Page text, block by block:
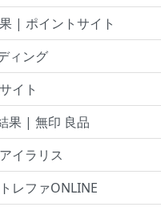
| ポイントサイト
ィング
イト
果 | 無印 良品
イラリス
レファONLINE